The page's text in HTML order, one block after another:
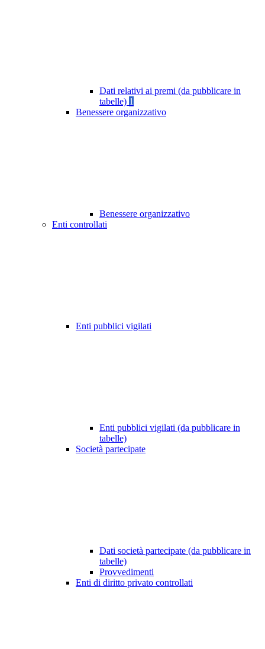
Dati relativi ai premi (da pubblicare in
tabelle) 1
Benessere organizzativo
Benessere organizzativo
Enti controllati
Enti pubblici vigilati
Enti pubblici vigilati (da pubblicare in
tabelle)
Società partecipate
Dati società partecipate (da pubblicare in
tabelle)
Provvedimenti
Enti di diritto privato controllati